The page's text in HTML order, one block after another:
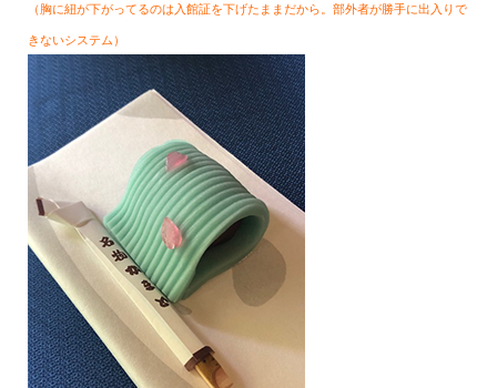
（胸に紐が下がってるのは入館証を下げたままだから。部外者が勝手に出入りで
きないシステム）